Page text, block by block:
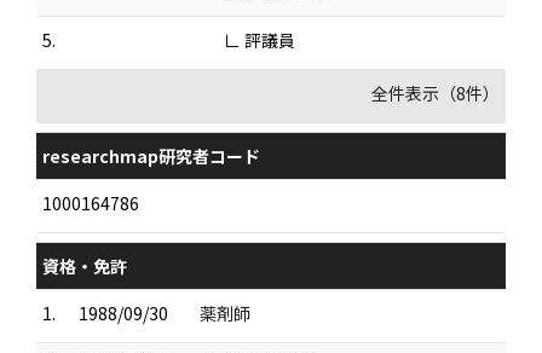
5. ∟ 評議員
全件表示（8件）
researchmap研究者コード
1000164786
資格・免許
1.
1988/09/30 薬剤師